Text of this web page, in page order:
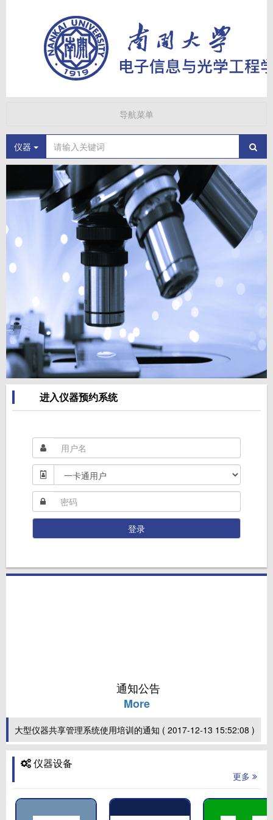
导航菜单
仪器
进入仪器预约系统
登录
通知公告
More
大型仪器共享管理系统使用培训的通知 ( 2017-12-13 15:52:08 )
大型仪器共享管理系统使用培训的通知
大型仪器共享管理平台用户使用说明( 2017-12-13 15:52:26 )
仪器设备
更多